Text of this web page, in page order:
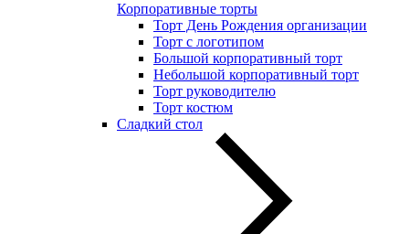
Корпоративные торты
Торт День Рождения организации
Торт с логотипом
Большой корпоративный торт
Небольшой корпоративный торт
Торт руководителю
Торт костюм
Сладкий стол